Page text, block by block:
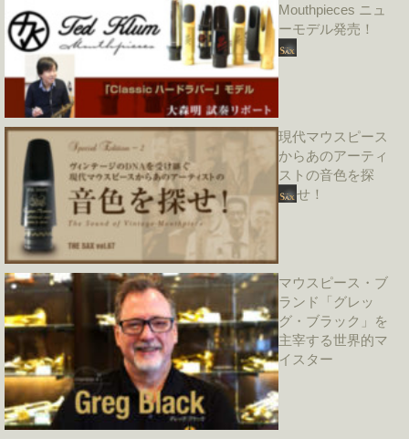
Mouthpieces ニュ
ーモデル発売！
現代マウスピース
からあのアーティ
ストの音色を探
せ！
マウスピース・ブ
ランド「グレッ
グ・ブラック」を
主宰する世界的マ
イスター